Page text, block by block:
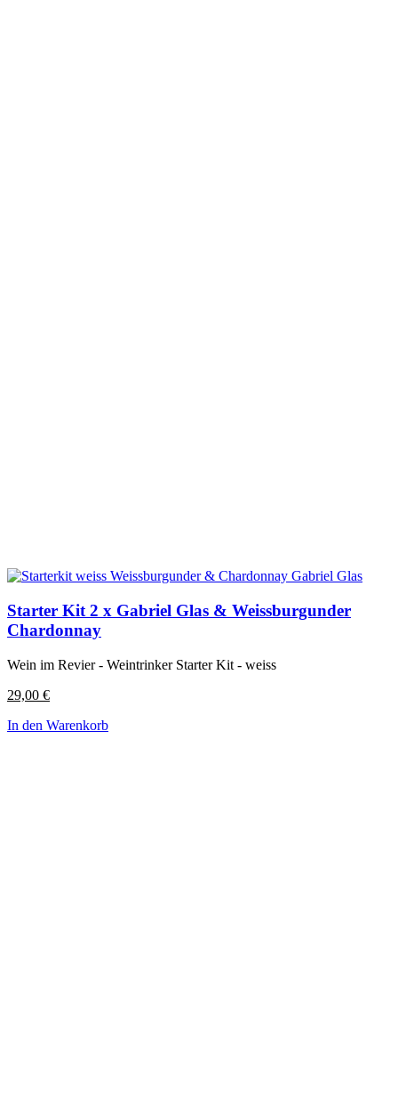
Starter Kit 2 x Gabriel Glas & Weissburgunder
Chardonnay
Wein im Revier - Weintrinker Starter Kit - weiss
29,00 €
In den Warenkorb